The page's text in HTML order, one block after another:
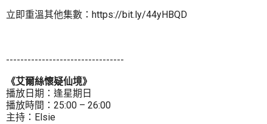
立即重溫其他集數：https://bit.ly/44yHBQD
---------------------------------
《艾爾絲懷疑仙境》
播放日期：逢星期日
播放時間：25:00 – 26:00
主持：Elsie